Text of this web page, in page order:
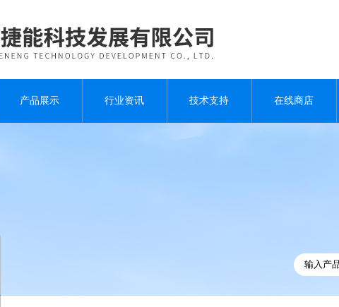
产品展示 行业资讯 技术支持 在线商店